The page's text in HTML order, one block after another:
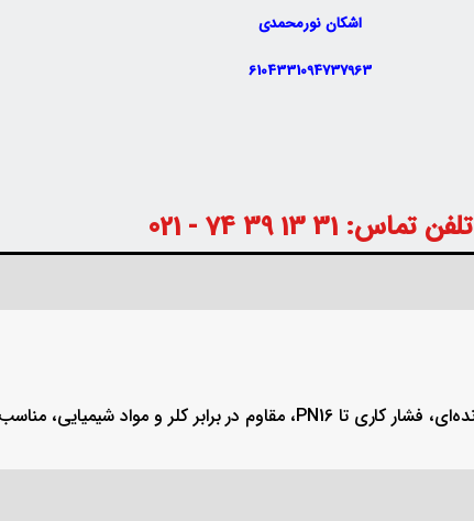
اشکان نورمحمدی
6104331094737963
تلفن تماس: 31 13 39 74 - 021